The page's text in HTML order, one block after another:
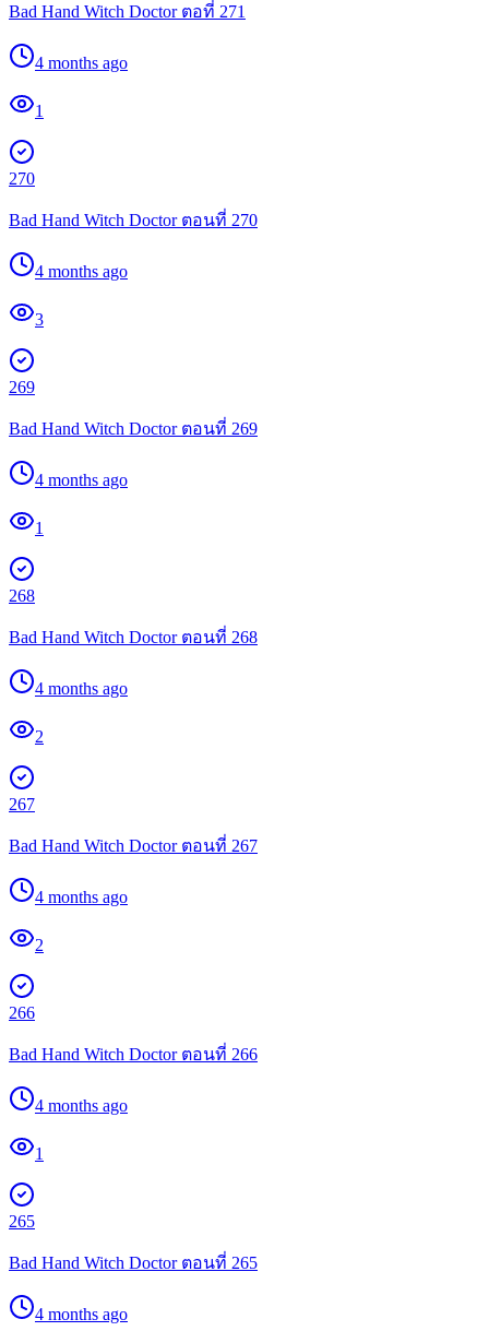
Bad Hand Witch Doctor ตอที่ 271
4 months ago
1
270
Bad Hand Witch Doctor ตอนที่ 270
4 months ago
3
269
Bad Hand Witch Doctor ตอนที่ 269
4 months ago
1
268
Bad Hand Witch Doctor ตอนที่ 268
4 months ago
2
267
Bad Hand Witch Doctor ตอนที่ 267
4 months ago
2
266
Bad Hand Witch Doctor ตอนที่ 266
4 months ago
1
265
Bad Hand Witch Doctor ตอนที่ 265
4 months ago